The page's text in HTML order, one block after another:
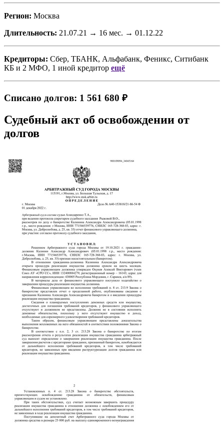
Регион: Москва
Длительность: 21.07.21 → 16 мес. → 01.12.22
Кредиторы: Сбер, ТБАНК, Альфабанк, Феникс, Ситибанк
КБ и 2 МФО, 1 иной кредитор ещё
Списано долгов: 1 561 680 ₽
Судебный акт об освобождении от
долгов